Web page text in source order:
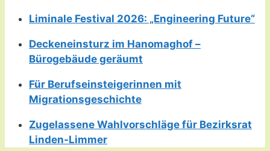
Liminale Festival 2026: „Engineering Future“
Deckeneinsturz im Hanomaghof –
Bürogebäude geräumt
Für Berufseinsteigerinnen mit
Migrationsgeschichte
Zugelassene Wahlvorschläge für Bezirksrat
Linden-Limmer